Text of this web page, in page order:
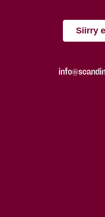
Siirry